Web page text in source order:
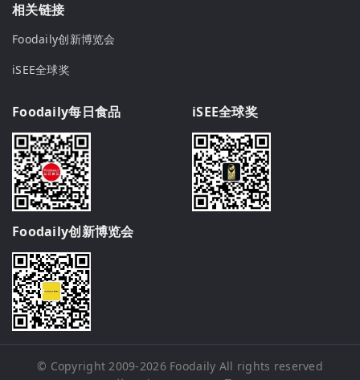
相关链接
Foodaily创新博览会
iSEE全球奖
Foodaily每日食品 iSEE全球奖
Foodaily创新博览会
© Copyright 2009-2026 Foodaily All rights reserved